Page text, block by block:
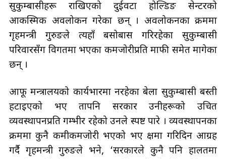
सुकुम्बासीहरू राखिएको दुईवटा होल्डिङ सेन्टरको
आकस्मिक अवलोकन गरेका छन् । अवलोकनका क्रममा
गृहमन्त्री गुरुङले त्यहाँ बसोबास गरिरहेका सुकुम्बासी
परिवारसँग विगतमा भएका कमजोरीप्रति माफी समेत मागेका
छन् ।
आफू मन्त्रालयको कार्यभारमा नरहेका बेला सुकुम्बासी बस्ती
हटाइएको भए तापनि सरकार उनीहरूको उचित
व्यवस्थापनप्रति गम्भीर रहेको उनले स्पष्ट पारे । व्यवस्थापनका
क्रममा कुनै कमीकमजोरी भएको भए क्षमा गरिदिन आग्रह
गर्दै गृहमन्त्री गुरुङले भने, ‘सरकारले कुनै पनि हालतमा